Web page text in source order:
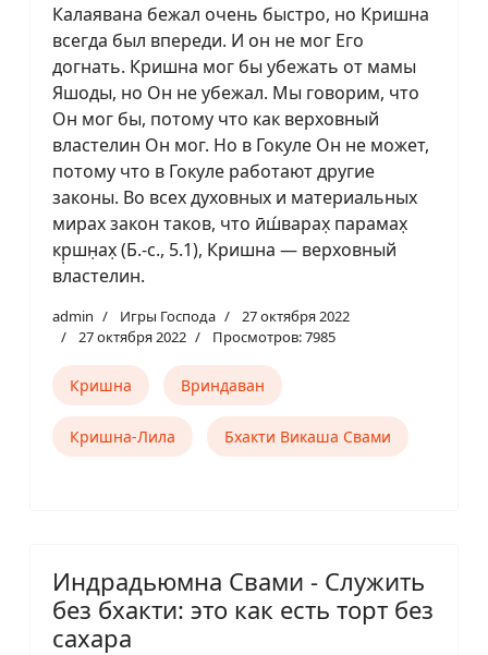
Калаявана бежал очень быстро, но Кришна
всегда был впереди. И он не мог Его
догнать. Кришна мог бы убежать от мамы
Яшоды, но Он не убежал. Мы говорим, что
Он мог бы, потому что как верховный
властелин Он мог. Но в Гокуле Он не может,
потому что в Гокуле работают другие
законы. Во всех духовных и материальных
мирах закон таков, что ӣш́варах̣ парамах̣
кр̣шн̣ах̣ (Б.-с., 5.1), Кришна — верховный
властелин.
admin Игры Господа
27 октября 2022
27 октября 2022
Просмотров: 7985
Кришна Вриндаван
Кришна-Лила Бхакти Викаша Свами
Индрадьюмна Свами - Служить
без бхакти: это как есть торт без
сахара